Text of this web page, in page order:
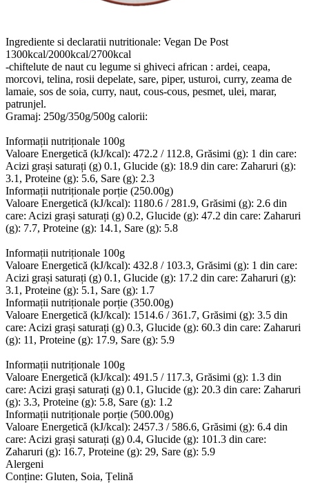
Ingrediente si declaratii nutritionale: Vegan De Post
1300kcal/2000kcal/2700kcal
-chiftelute de naut cu legume si ghiveci african : ardei, ceapa,
morcovi, telina, rosii depelate, sare, piper, usturoi, curry, zeama de
lamaie, sos de soia, curry, naut, cous-cous, pesmet, ulei, marar,
patrunjel.
Gramaj: 250g/350g/500g calorii:
Informații nutriționale 100g
Valoare Energetică (kJ/kcal): 472.2 / 112.8, Grăsimi (g): 1 din care:
Acizi grași saturați (g) 0.1, Glucide (g): 18.9 din care: Zaharuri (g):
3.1, Proteine (g): 5.6, Sare (g): 2.3
Informații nutriționale porție (250.00g)
Valoare Energetică (kJ/kcal): 1180.6 / 281.9, Grăsimi (g): 2.6 din
care: Acizi grași saturați (g) 0.2, Glucide (g): 47.2 din care: Zaharuri
(g): 7.7, Proteine (g): 14.1, Sare (g): 5.8
Informații nutriționale 100g
Valoare Energetică (kJ/kcal): 432.8 / 103.3, Grăsimi (g): 1 din care:
Acizi grași saturați (g) 0.1, Glucide (g): 17.2 din care: Zaharuri (g):
3.1, Proteine (g): 5.1, Sare (g): 1.7
Informații nutriționale porție (350.00g)
Valoare Energetică (kJ/kcal): 1514.6 / 361.7, Grăsimi (g): 3.5 din
care: Acizi grași saturați (g) 0.3, Glucide (g): 60.3 din care: Zaharuri
(g): 11, Proteine (g): 17.9, Sare (g): 5.9
Informații nutriționale 100g
Valoare Energetică (kJ/kcal): 491.5 / 117.3, Grăsimi (g): 1.3 din
care: Acizi grași saturați (g) 0.1, Glucide (g): 20.3 din care: Zaharuri
(g): 3.3, Proteine (g): 5.8, Sare (g): 1.2
Informații nutriționale porție (500.00g)
Valoare Energetică (kJ/kcal): 2457.3 / 586.6, Grăsimi (g): 6.4 din
care: Acizi grași saturați (g) 0.4, Glucide (g): 101.3 din care:
Zaharuri (g): 16.7, Proteine (g): 29, Sare (g): 5.9
Alergeni
Conține: Gluten, Soia, Țelină